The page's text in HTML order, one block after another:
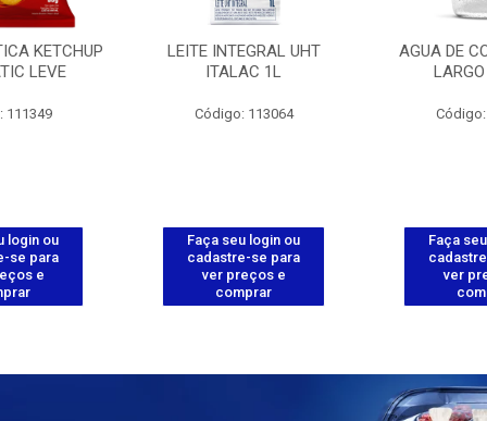
KETCHUP
LEVE
111349
login ou
se para
e
LEITE INTEGRAL UHT
ITALAC 1L
Código: 113064
Faça seu login ou
cadastre-se para
ver preços e
comprar
AGUA DE
Código:
Faça
ver